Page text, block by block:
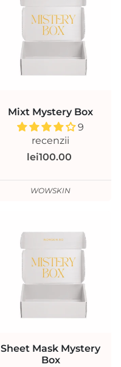
Mixt Mystery Box
9
recenzii
lei100.00
WOWSKIN
Sheet Mask Mystery
Box